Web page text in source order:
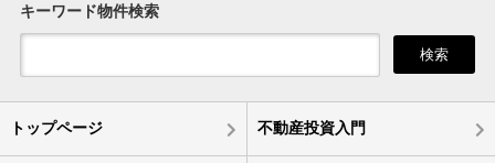
キーワード物件検索
検索
トップページ 不動産投資入門